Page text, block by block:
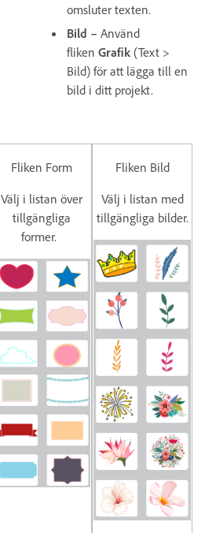
omsluter texten.
Bild – Använd
fliken Grafik (Text >
Bild) för att lägga till en
bild i ditt projekt.
Fliken Form
Välj i listan över
tillgängliga
former.
Fliken Bild
Välj i listan med
tillgängliga bilder.